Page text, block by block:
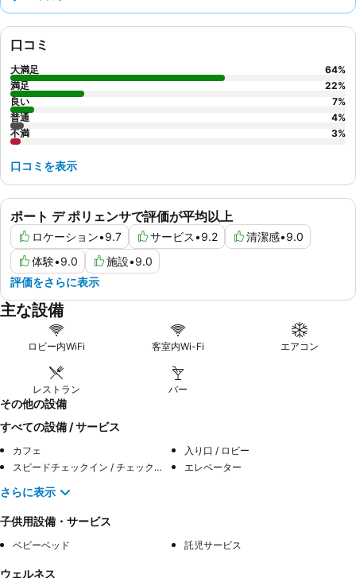
ポート デ ポリェンサで評価が平均以上
ロケーション•9.7 サービス•9.2 清潔感•9.0
体験•9.0 施設•9.0
評価をさらに表示
口コミ
大満足 64%
満足
22%
良い
7%
普通
4%
不満
3%
口コミを表示
主な設備
ロビー内WiFi 客室内Wi-Fi エアコン
レストラン バー
その他の設備
すべての設備 / サービス
カフェ
入り口 / ロビー
スピードチェックイン / チェックアウト
エレベーター
さらに表示
子供用設備・サービス
ベビーベッド 託児サービス
ウェルネス